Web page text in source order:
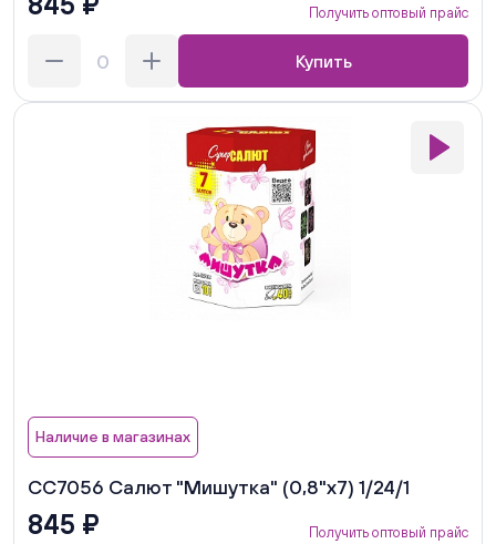
Получить оптовый прайс
Купить
Наличие в магазинах
СС7056 Салют "Мишутка" (0,8"х7) 1/24/1
845 ₽ Получить оптовый прайс